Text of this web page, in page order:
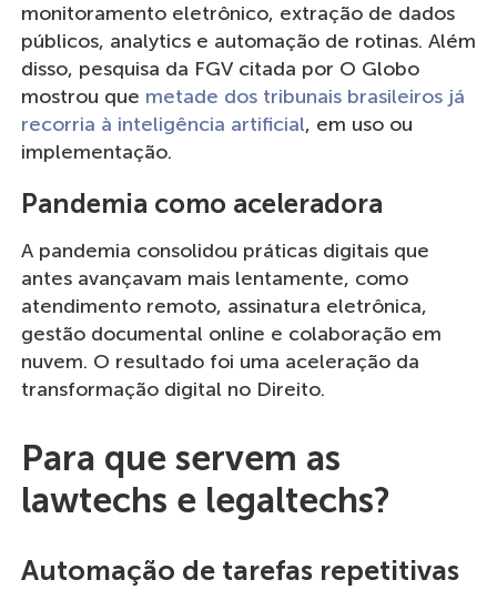
monitoramento eletrônico, extração de dados
públicos, analytics e automação de rotinas. Além
disso, pesquisa da FGV citada por O Globo
mostrou que metade dos tribunais brasileiros já
recorria à inteligência artificial, em uso ou
implementação.
Pandemia como aceleradora
A pandemia consolidou práticas digitais que
antes avançavam mais lentamente, como
atendimento remoto, assinatura eletrônica,
gestão documental online e colaboração em
nuvem. O resultado foi uma aceleração da
transformação digital no Direito.
Para que servem as
lawtechs e legaltechs?
Automação de tarefas repetitivas